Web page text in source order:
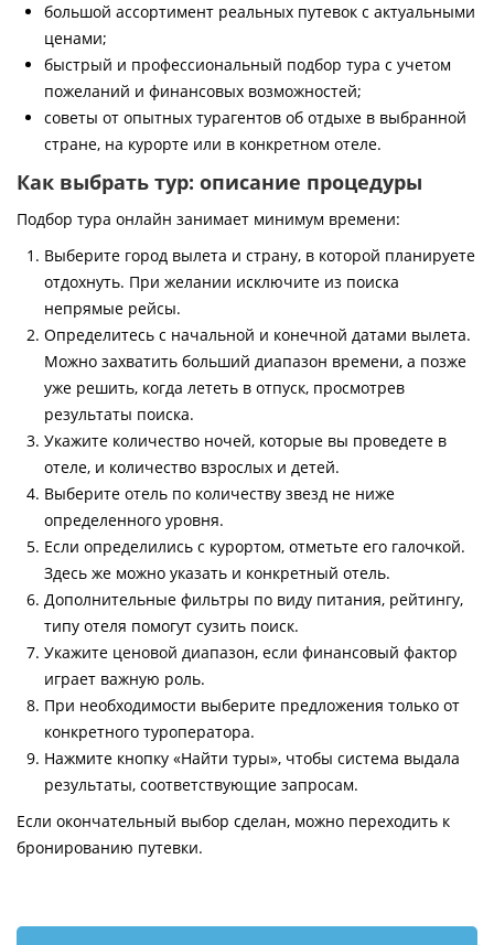
большой ассортимент реальных путевок с актуальными
ценами;
быстрый и профессиональный подбор тура с учетом
пожеланий и финансовых возможностей;
советы от опытных турагентов об отдыхе в выбранной
стране, на курорте или в конкретном отеле.
Как выбрать тур: описание процедуры
Подбор тура онлайн занимает минимум времени:
Выберите город вылета и страну, в которой планируете
отдохнуть. При желании исключите из поиска
непрямые рейсы.
Определитесь с начальной и конечной датами вылета.
Можно захватить больший диапазон времени, а позже
уже решить, когда лететь в отпуск, просмотрев
результаты поиска.
Укажите количество ночей, которые вы проведете в
отеле, и количество взрослых и детей.
Выберите отель по количеству звезд не ниже
определенного уровня.
Если определились с курортом, отметьте его галочкой.
Здесь же можно указать и конкретный отель.
Дополнительные фильтры по виду питания, рейтингу,
типу отеля помогут сузить поиск.
Укажите ценовой диапазон, если финансовый фактор
играет важную роль.
При необходимости выберите предложения только от
конкретного туроператора.
Нажмите кнопку «Найти туры», чтобы система выдала
результаты, соответствующие запросам.
Если окончательный выбор сделан, можно переходить к
бронированию путевки.